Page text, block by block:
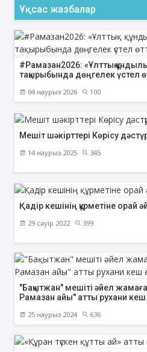
Ұқсас жазбалар
#Рамазан2026: «Ұлттық
тақырыбында дөңгелек үстел
04 наурыз 2026 100
Мешіт шәкірттері Көрісу
14 наурыз 2025 345
Қадір кешінің құрметіне орай
29 сәуір 2022 399
"Бақытжан" мешіті әйел
Рамазан айы" атты рухани кеш
25 наурыз 2024 636